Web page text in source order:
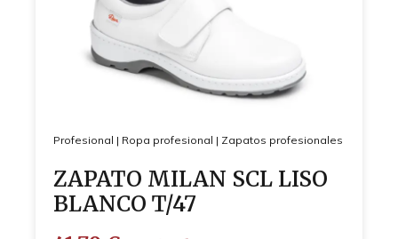
Profesional | Ropa profesional | Zapatos profesionales
ZAPATO MILAN SCL LISO
BLANCO T/47